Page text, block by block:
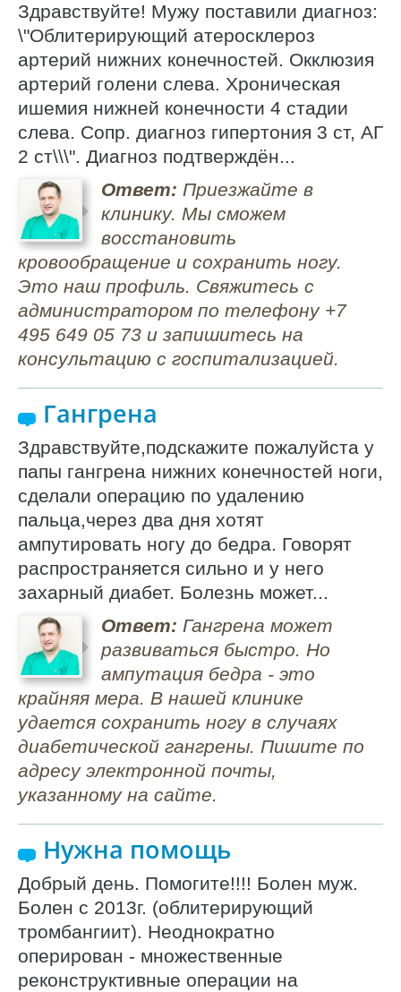
Здравствуйте! Мужу поставили диагноз:
\"Облитерирующий атеросклероз
артерий нижних конечностей. Окклюзия
артерий голени слева. Хроническая
ишемия нижней конечности 4 стадии
слева. Сопр. диагноз гипертония 3 ст, АГ
2 ст\\\". Диагноз подтверждён...
Ответ: Приезжайте в
клинику. Мы сможем
восстановить
кровообращение и сохранить ногу.
Это наш профиль. Свяжитесь с
администратором по телефону +7
495 649 05 73 и запишитесь на
консультацию с госпитализацией.
Гангрена
Здравствуйте,подскажите пожалуйста у
папы гангрена нижних конечностей ноги,
сделали операцию по удалению
пальца,через два дня хотят
ампутировать ногу до бедра. Говорят
распространяется сильно и у него
захарный диабет. Болезнь может...
Ответ: Гангрена может
развиваться быстро. Но
ампутация бедра - это
крайняя мера. В нашей клинике
удается сохранить ногу в случаях
диабетической гангрены. Пишите по
адресу электронной почты,
указанному на сайте.
Нужна помощь
Добрый день. Помогите!!!! Болен муж.
Болен с 2013г. (облитерирующий
тромбангиит). Неоднократно
оперирован - множественные
реконструктивные операции на